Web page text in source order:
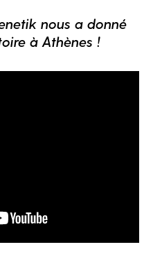
nous a donné
à Athènes !